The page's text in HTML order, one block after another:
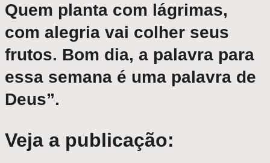
Quem planta com lágrimas,
com alegria vai colher seus
frutos. Bom dia, a palavra para
essa semana é uma palavra de
Deus”.
Veja a publicação: